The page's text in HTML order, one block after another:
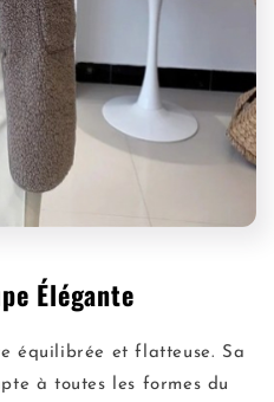
Élégante
équilibrée et flatteuse. Sa
à toutes les formes du